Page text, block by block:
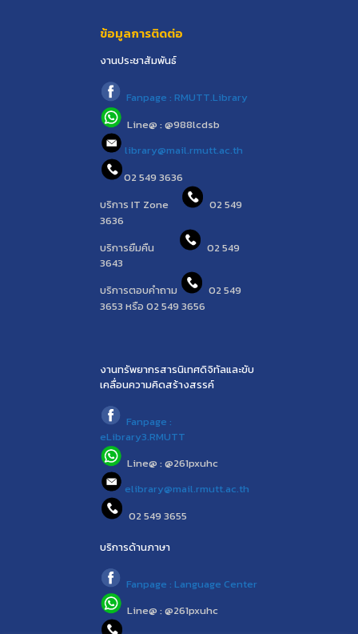
ข้อมูลการติดต่อ
งานประชาสัมพันธ์
Fanpage : RMUTT.Library
Line@ : @988lcdsb
library@mail.rmutt.ac.th
02 549 3636
บริการ IT Zone
02 549
3636
บริการยืมคืน
02 549
3643
บริการตอบคำถาม
02 549
3653 หรือ 02 549 3656
งานทรัพยากรสารนิเทศดิจิทัลและขับ
เคลื่อนความคิดสร้างสรรค์
Fanpage :
eLibrary3.RMUTT
Line@ : @261pxuhc
elibrary@mail.rmutt.ac.th
02 549 3655
บริการด้านภาษา
Fanpage : Language Center
Line@ : @261pxuhc